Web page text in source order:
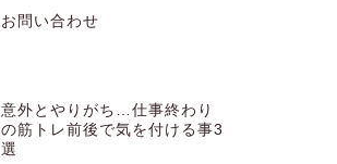
お問い合わせ
意外とやりがち…仕事終わり
の筋トレ前後で気を付ける事3
選